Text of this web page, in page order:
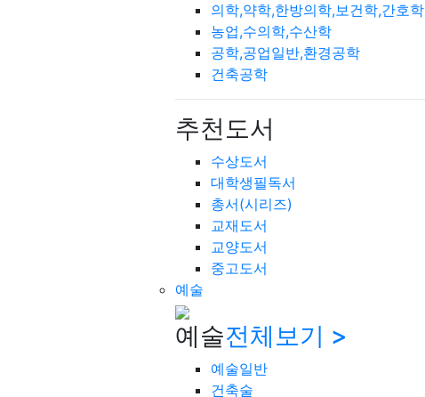
의학,약학,한방의학,보건학,간호학
농업,수의학,수산학
공학,공업일반,환경공학
건축공학
추천도서
수상도서
대학생필독서
총서(시리즈)
교재도서
교양도서
중고도서
예술
예술전체보기 >
예술일반
건축술